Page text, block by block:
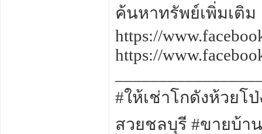
ค้นหาทรัพย์เพิ่มเติม
https://
https://
#ให้เช่าโกดังห้วยโ
สวยชลบุรี #ขายบ้า